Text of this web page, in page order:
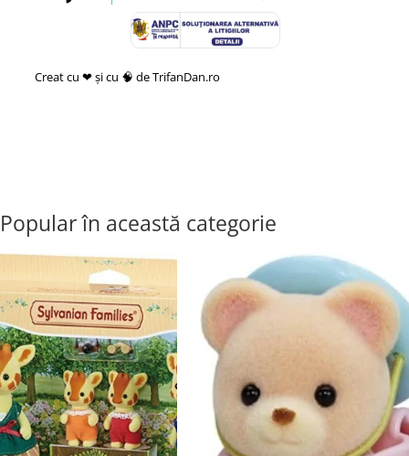
Creat cu ❤ și cu 🧠 de TrifanDan.ro
Popular în această categorie